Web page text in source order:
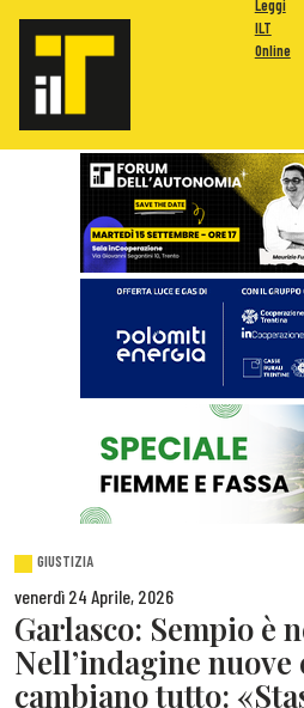
Leggi
ILT
Online
GIUSTIZIA
venerdì 24 Aprile, 2026
Garlasco: Sempio è
Nell’indagine nuove
cambiano tutto: